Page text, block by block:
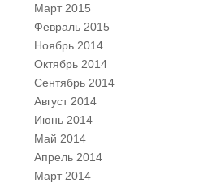
Март 2015
Февраль 2015
Ноябрь 2014
Октябрь 2014
Сентябрь 2014
Август 2014
Июнь 2014
Май 2014
Апрель 2014
Март 2014